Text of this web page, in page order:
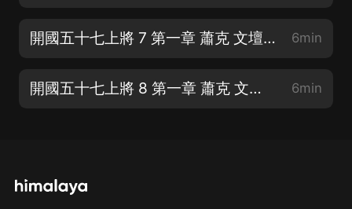
開國五十七上將 7 第一章 蕭克 文壇武將-没接到朱德，接到了蕭克 6min
開國五十七上將 8 第一章 蕭克 文壇武將-26歲的軍長 6min